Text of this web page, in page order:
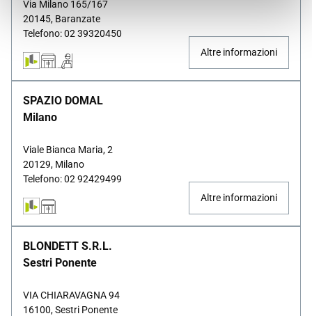
Via Milano 165/167
20145, Baranzate
Telefono: 02 39320450
Altre informazioni
SPAZIO DOMAL
Milano
Viale Bianca Maria, 2
20129, Milano
Telefono: 02 92429499
Altre informazioni
BLONDETT S.R.L.
Sestri Ponente
VIA CHIARAVAGNA 94
16100, Sestri Ponente